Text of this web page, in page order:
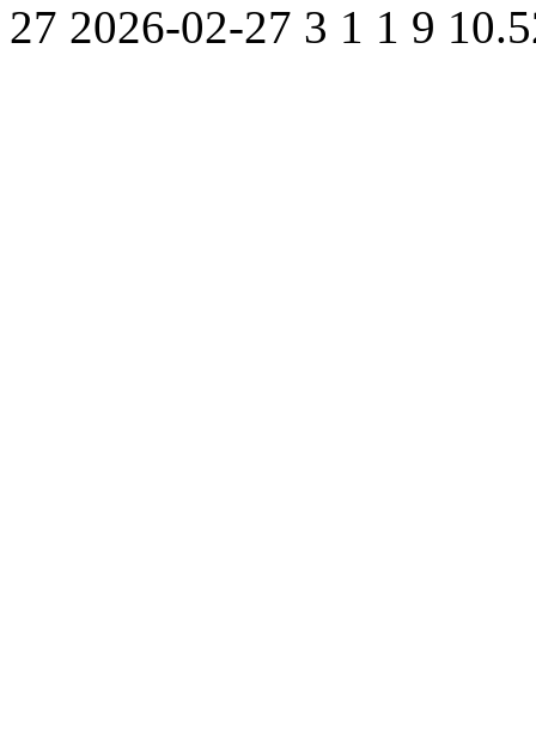
27 2026-02-27 3 1 1 9